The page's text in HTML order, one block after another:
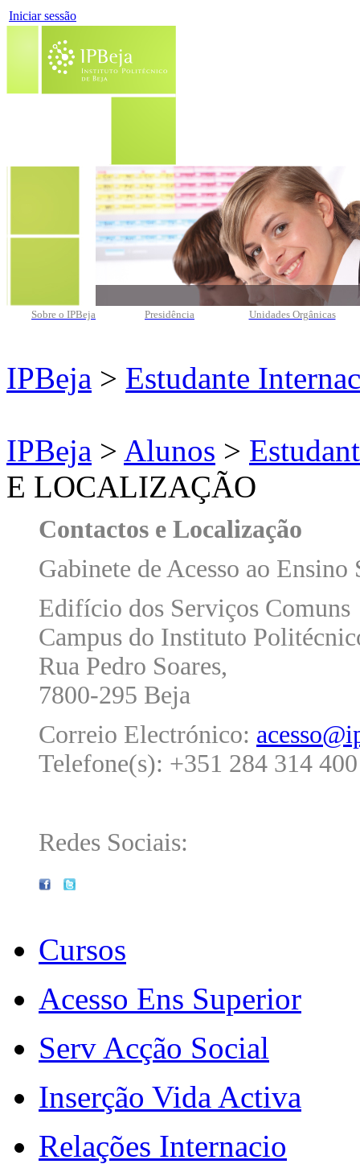
Iniciar sessão
Sobre o IPBeja Presidência Unidades Orgânicas
IPBeja > Estudante
IPBeja > Alunos >
E LOCALIZAÇÃO
Contactos e Localização
Gabinete de Acesso ao Ensino
Edifício dos Serviços
Campus do Instituto
Rua Pedro Soares,
7800-295 Beja
Correio Electrónico:
Telefone(s): +351 284 314 400
Redes Sociais:
Cursos
Acesso Ens Superior
Serv Acção Social
Inserção Vida Activa
Relações Internacio